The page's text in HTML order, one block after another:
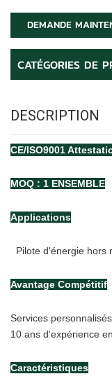
DEMANDE
CATÉGORIES DE
DESCRIPTION
CE/ISO9001
MOQ : 1 ENSEMBLE
Applications
Pilote d'énergie
Avantage Compétitif
Services personnalisés
10 ans d'expérience
Caractéristiques